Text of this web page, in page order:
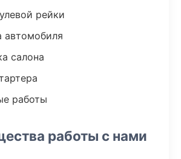
рейки
автомобиля
салона
работы
работы с нами